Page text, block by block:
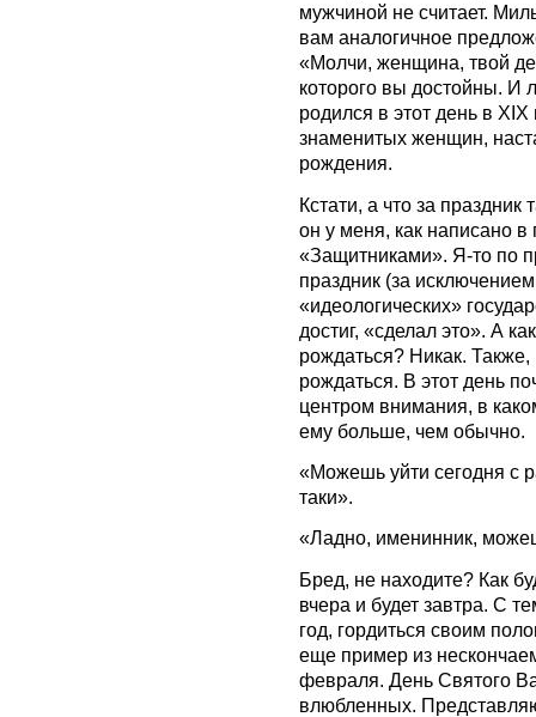
мужчиной не считает.
вам аналогичное
«Молчи, женщина, твой
которого вы достойны. И
родился в этот день в
знаменитых женщин,
рождения.
Кстати, а что за
он у меня, как написано
«Защитниками». Я-то по
праздник (за
«идеологических»
достиг, «сделал это». А
рождаться? Никак. Также,
рождаться. В этот день
центром внимания, в
ему больше, чем обычно.
«Можешь уйти сегодня с
таки».
«Ладно, именинник,
Бред, не находите? Как
вчера и будет завтра. С
год, гордиться своим
еще пример из
февраля. День Святого
влюбленных.